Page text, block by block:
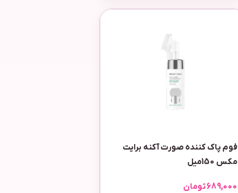
فوم پاک کننده صورت آکنه برایت
مکس 150میل
689,000تومان